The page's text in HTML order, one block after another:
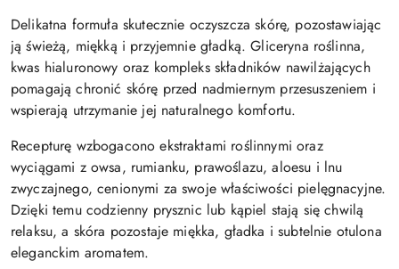
Delikatna formuła skutecznie oczyszcza skórę, pozostawiając
ją świeżą, miękką i przyjemnie gładką. Gliceryna roślinna,
kwas hialuronowy oraz kompleks składników nawilżających
pomagają chronić skórę przed nadmiernym przesuszeniem i
wspierają utrzymanie jej naturalnego komfortu.
Recepturę wzbogacono ekstraktami roślinnymi oraz
wyciągami z owsa, rumianku, prawoślazu, aloesu i lnu
zwyczajnego, cenionymi za swoje właściwości pielęgnacyjne.
Dzięki temu codzienny prysznic lub kąpiel stają się chwilą
relaksu, a skóra pozostaje miękka, gładka i subtelnie otulona
eleganckim aromatem.